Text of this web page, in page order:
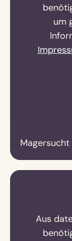
um
Magersucht
Aus